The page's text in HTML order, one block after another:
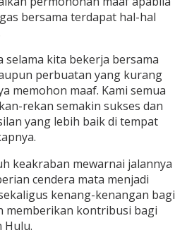
bersama terdapat hal-hal
selama kita bekerja bersama
perbuatan yang kurang
memohon maaf. Kami semua
rekan semakin sukses dan
yang lebih baik di tempat
keakraban mewarnai jalannya
cendera mata menjadi
kenang-kenangan bagi
memberikan kontribusi bagi
Hulu.